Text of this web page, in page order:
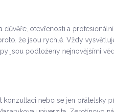
důvěře, otevřenosti a
že jsou rychlé. Vždy
jsou podloženy nejnovějšími
konzultaci nebo se jen přátelsky